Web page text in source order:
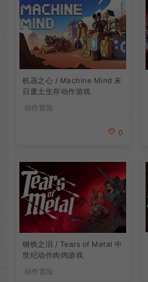
机器之心 / Machine Mind 末
日废土生存动作游戏
动作冒险
0
钢铁之泪 / Tears of Metal 中
世纪动作肉鸽游戏
动作冒险